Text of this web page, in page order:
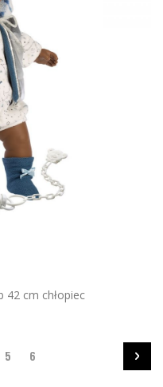
42 cm chłopiec
Strona
5 Strona
6